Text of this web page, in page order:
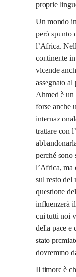
proprie
Un mondo
però spunto
l’Africa.
continente
vicende
assegnato
Ahmed è un
forse anche
trattare con
perché sono
l’Africa, ma
sul resto del
questione
influenzerà
cui tutti noi
della pace e
stato
dovremmo
Il timore è